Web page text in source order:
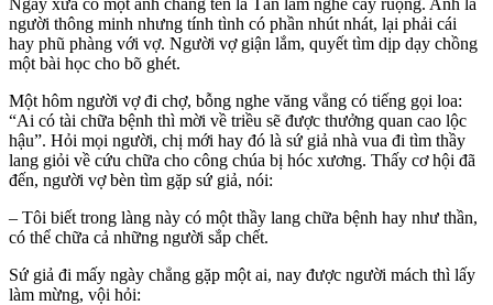
người thông minh nhưng tính tình có phần nhút nhát, lại phải cái
hay phũ phàng với vợ. Người vợ giận lắm, quyết tìm dịp dạy chồng
một bài học cho bõ ghét.
Một hôm người vợ đi chợ, bỗng nghe văng vẳng có tiếng gọi loa:
“Ai có tài chữa bệnh thì mời về triều sẽ được thưởng quan cao lộc
hậu”. Hỏi mọi người, chị mới hay đó là sứ giả nhà vua đi tìm thầy
lang giỏi về cứu chữa cho công chúa bị hóc xương. Thấy cơ hội đã
đến, người vợ bèn tìm gặp sứ giả, nói:
– Tôi biết trong làng này có một thầy lang chữa bệnh hay như thần,
có thể chữa cả những người sắp chết.
Sứ giả đi mấy ngày chẳng gặp một ai, nay được người mách thì lấy
làm mừng, vội hỏi: